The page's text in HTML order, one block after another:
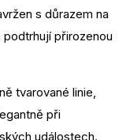
s důrazem na
přirozenou
tvarované linie,
při
událostech.